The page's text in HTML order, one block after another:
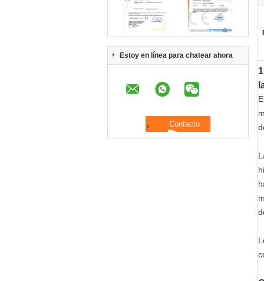
Estoy en línea para chatear ahora